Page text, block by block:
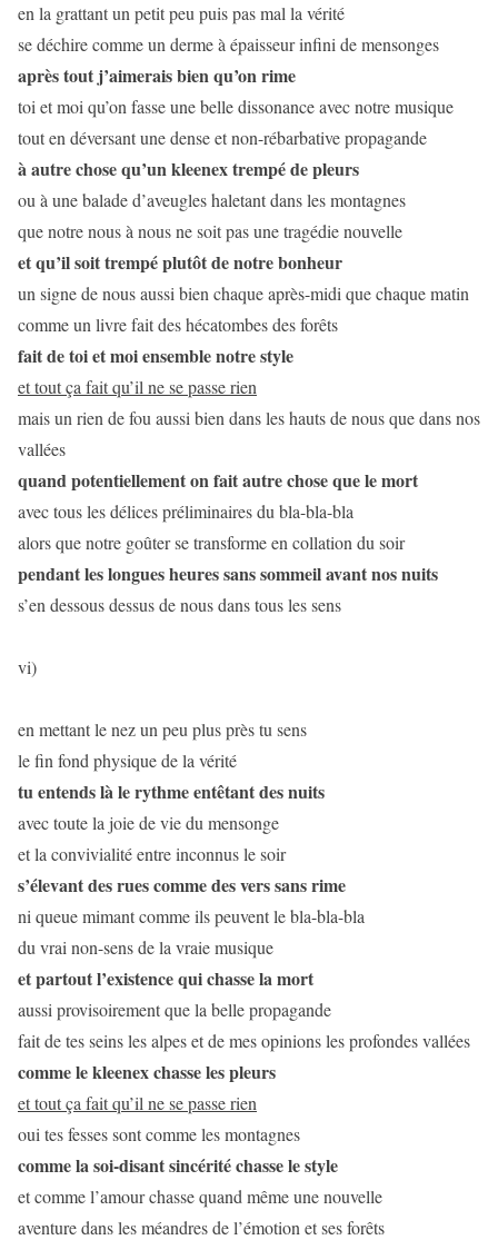
en la grattant un petit peu puis pas mal la vérité
se déchire comme un derme à épaisseur infini de mensonges
après tout j’aimerais bien qu’on rime
toi et moi qu’on fasse une belle dissonance avec notre musique
tout en déversant une dense et non-rébarbative propagande
à autre chose qu’un kleenex trempé de pleurs
ou à une balade d’aveugles haletant dans les montagnes
que notre nous à nous ne soit pas une tragédie nouvelle
et qu’il soit trempé plutôt de notre bonheur
un signe de nous aussi bien chaque après-midi que chaque matin
comme un livre fait des hécatombes des forêts
fait de toi et moi ensemble notre style
et tout ça fait qu’il ne se passe rien
mais un rien de fou aussi bien dans les hauts de nous que dans nos
vallées
quand potentiellement on fait autre chose que le mort
avec tous les délices préliminaires du bla-bla-bla
alors que notre goûter se transforme en collation du soir
pendant les longues heures sans sommeil avant nos nuits
s’en dessous dessus de nous dans tous les sens
vi)
en mettant le nez un peu plus près tu sens
le fin fond physique de la vérité
tu entends là le rythme entêtant des nuits
avec toute la joie de vie du mensonge
et la convivialité entre inconnus le soir
s’élevant des rues comme des vers sans rime
ni queue mimant comme ils peuvent le bla-bla-bla
du vrai non-sens de la vraie musique
et partout l’existence qui chasse la mort
aussi provisoirement que la belle propagande
fait de tes seins les alpes et de mes opinions les profondes vallées
comme le kleenex chasse les pleurs
et tout ça fait qu’il ne se passe rien
oui tes fesses sont comme les montagnes
comme la soi-disant sincérité chasse le style
et comme l’amour chasse quand même une nouvelle
aventure dans les méandres de l’émotion et ses forêts